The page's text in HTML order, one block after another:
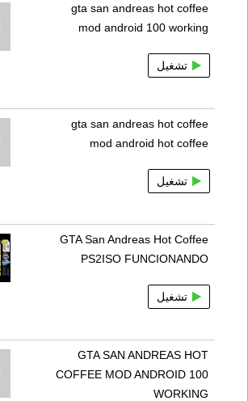
gta san andreas hot coffee
mod android 100 working
تشغيل
gta san andreas hot coffee
mod android hot coffee
تشغيل
GTA San Andreas Hot Coffee
PS2ISO FUNCIONANDO
تشغيل
GTA SAN ANDREAS HOT
COFFEE MOD ANDROID 100
WORKING